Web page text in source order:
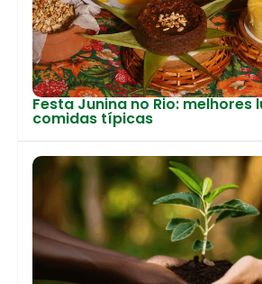
Festa Junina no Rio: melhores
comidas típicas